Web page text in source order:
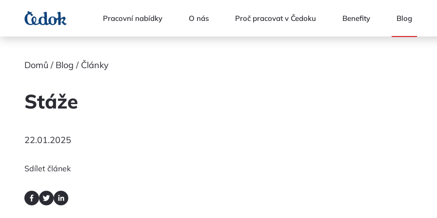
Pracovní nabídky O nás Proč pracovat v Čedoku Benefity Blog
Domů Blog Články
Stáže
22.01.2025
Sdílet článek